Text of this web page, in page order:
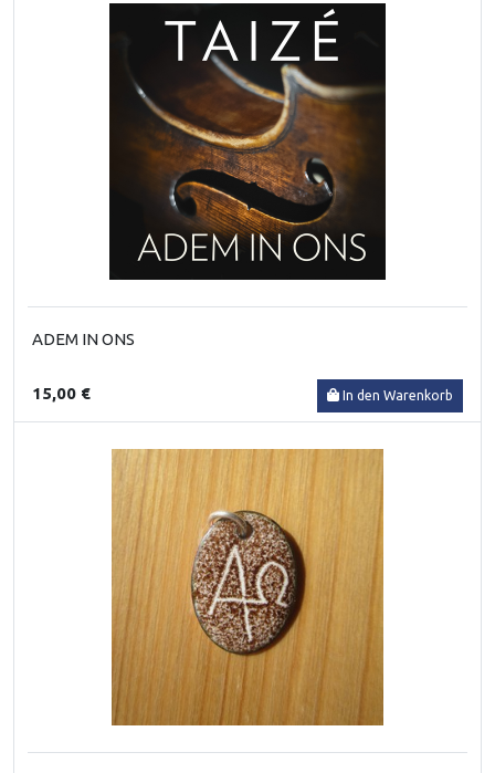
ADEM IN ONS
15,00 € In den Warenkorb